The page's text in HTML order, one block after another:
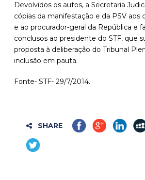
Devolvidos os autos, a Secretaria
cópias da manifestação e da PSV aos
e ao procurador-geral da República e
conclusos ao presidente do STF, que
proposta à deliberação do Tribunal
inclusão em pauta.
Fonte- STF- 29/7/2014.
SHARE